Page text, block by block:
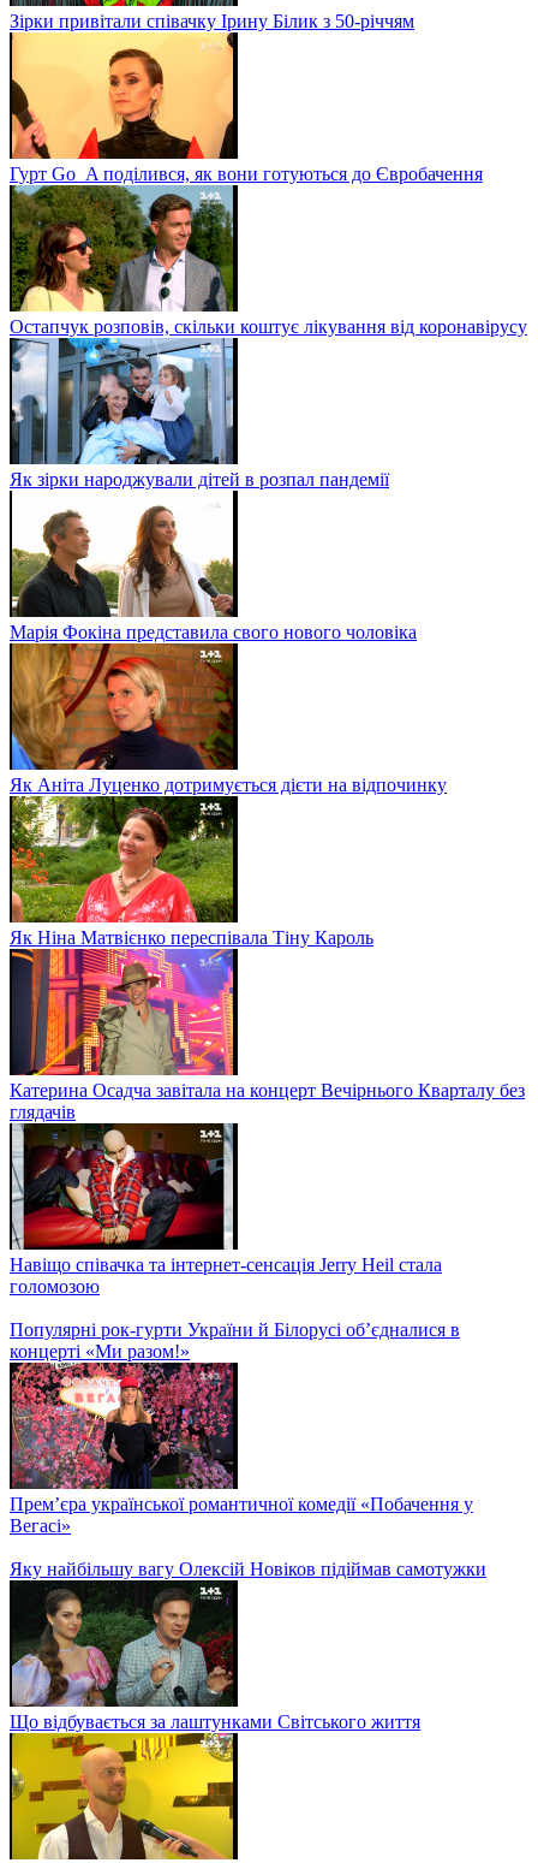
Зірки привітали співачку Ірину Білик з 50-річчям
Гурт Go_A поділився, як вони готуються до Євробачення
Остапчук розповів, скільки коштує лікування від коронавірусу
Як зірки народжували дітей в розпал пандемії
Марія Фокіна представила свого нового чоловіка
Як Аніта Луценко дотримується дієти на відпочинку
Як Ніна Матвієнко переспівала Тіну Кароль
Катерина Осадча завітала на концерт Вечірнього Кварталу без
глядачів
Навіщо співачка та інтернет-сенсація Jerry Heil стала
голомозою
Популярні рок-гурти України й Білорусі об’єдналися в
концерті «Ми разом!»
Прем’єра української романтичної комедії «Побачення у
Вегасі»
Яку найбільшу вагу Олексій Новіков підіймав самотужки